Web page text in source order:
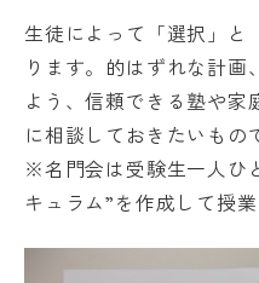
生徒によって「選択」と
ります。的はずれな計
よう、信頼できる塾や家
に相談しておきたいもの
※名門会は受験生一人ひ
キュラム”を作成して授